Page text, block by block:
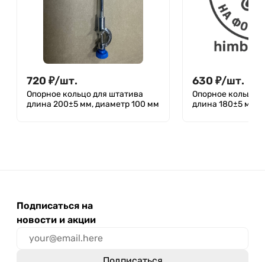
720 ₽/шт.
Опорное кольцо для штатива
длина 200±5 мм, диаметр 100 мм
630 ₽/шт.
Опорное кольцо
длина 180±5 мм,
Подписаться на
новости и акции